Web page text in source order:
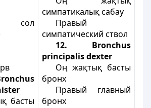
сол
басты
симпатикалық сабау
Правый
симпатический ствол
12. Bronchus
prіncіpalіs dexter
Оң жақтық басты
бронх
Правый главный
бронх